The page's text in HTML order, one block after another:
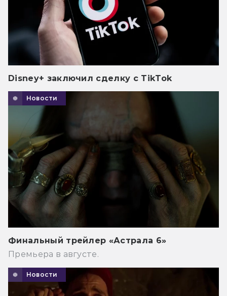
Disney+ заключил сделку с TikTok
Новости
Финальный трейлер «Астрала 6»
Премьера в августе.
Новости